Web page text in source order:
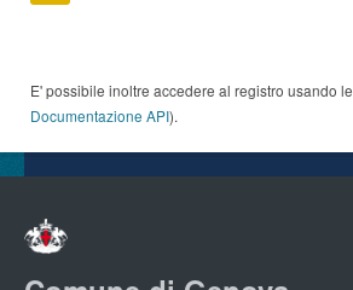
E' possibile inoltre accedere al registro usando le
Documentazione API).